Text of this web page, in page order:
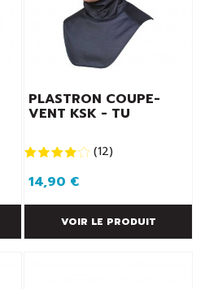
PLASTRON COUPE-
VENT KSK - TU
(12)
14,90 €
VOIR LE PRODUIT